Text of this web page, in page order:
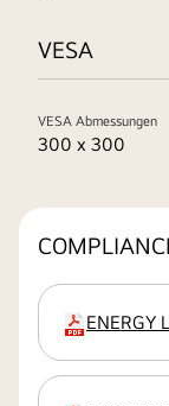
VESA
VESA Abmessungen
300 x 300
Erweiterung
ENERGY